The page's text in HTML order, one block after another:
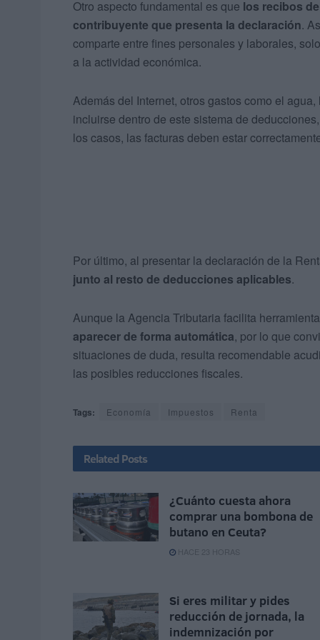
Otro aspecto fundamental es que los recibos
contribuyente que presenta la declaración.
comparte entre fines personales y laborales,
a la actividad económica.
Además del Internet, otros gastos como el
incluirse dentro de este sistema de
los casos, las facturas deben estar
Por último, al presentar la declaración de la
junto al resto de deducciones aplicables.
Aunque la Agencia Tributaria facilita
aparecer de forma automática, por lo que
situaciones de duda, resulta recomendable
las posibles reducciones fiscales.
Tags: Economía Impuestos Renta
Related Posts
¿Cuánto cuesta ahora
comprar una bombona de
butano en Ceuta?
HACE 23 HORAS
Si eres militar y pides
reducción de jornada, la
indemnización por